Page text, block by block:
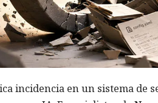
incidencia en un sistema de